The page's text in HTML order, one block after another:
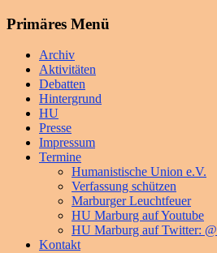
Primäres Menü
Archiv
Aktivitäten
Debatten
Hintergrund
HU
Presse
Impressum
Termine
Humanistische Union e.V.
Verfassung schützen
Marburger Leuchtfeuer
HU Marburg auf Youtube
HU Marburg auf Twitter:
Kontakt